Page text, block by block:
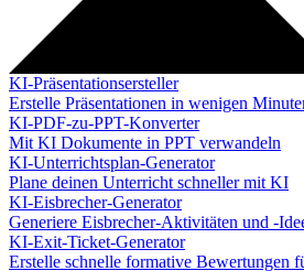
KI-Präsentationsersteller
Erstelle Präsentationen in wenigen
KI-PDF-zu-PPT-Konverter
Mit KI Dokumente in PPT verwandeln
KI-Unterrichtsplan-Generator
Plane deinen Unterricht schneller mit KI
KI-Eisbrecher-Generator
Generiere Eisbrecher-Aktivitäten und -
KI-Exit-Ticket-Generator
Erstelle schnelle formative Bewertungen